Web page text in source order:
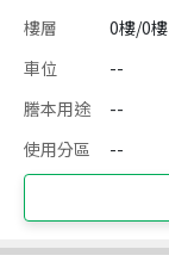
樓層
0樓/0樓
車位
--
謄本用途
--
使用分區
--